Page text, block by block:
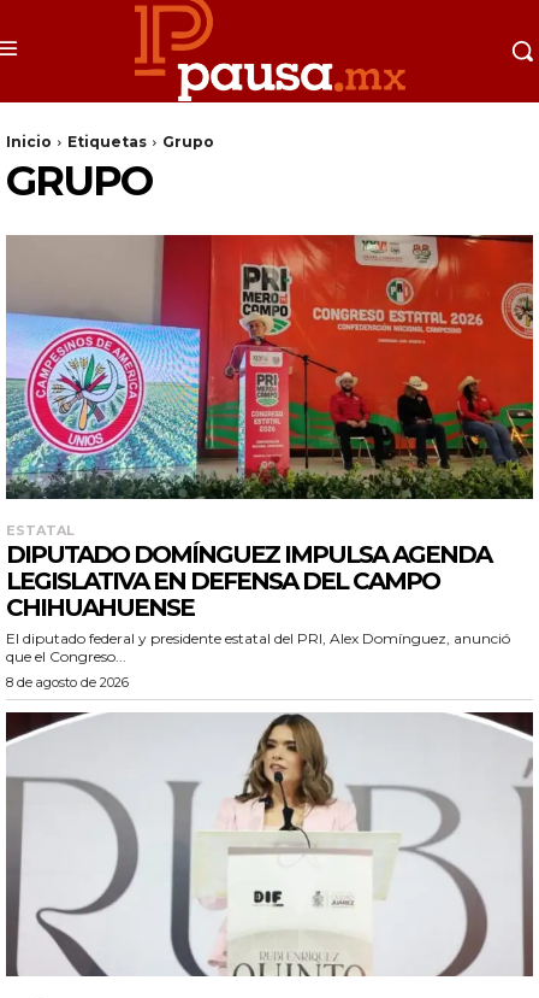
Inicio Etiquetas Grupo
GRUPO
ESTATAL
DIPUTADO DOMÍNGUEZ IMPULSA AGENDA
LEGISLATIVA EN DEFENSA DEL CAMPO
CHIHUAHUENSE
El diputado federal y presidente estatal del PRI, Alex Domínguez, anunció
que el Congreso...
8 de agosto de 2026